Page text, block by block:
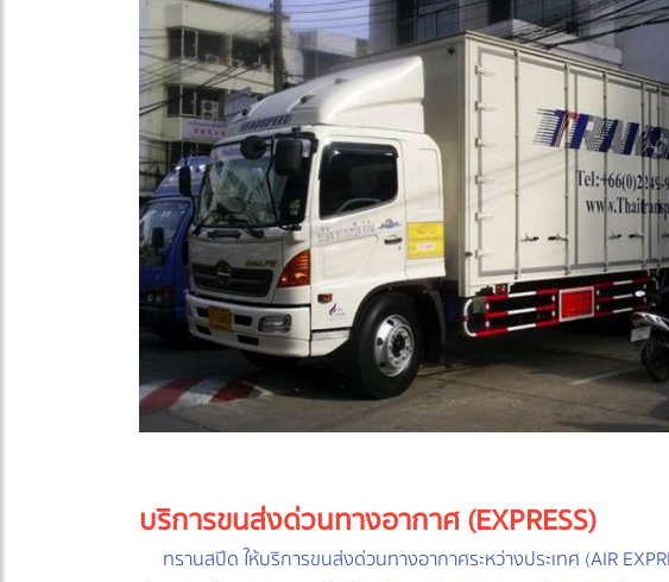
บริการขนส่งด่วนทางอากาศ (EXPRESS)
ทรานสปีด ให้บริการขนส่งด่วนทางอากาศระหว่างประเทศ (AIR